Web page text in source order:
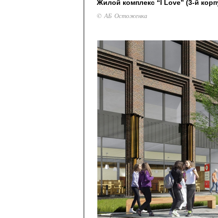
Жилой комплекс “I Love” (3-й
© АБ Остоженка